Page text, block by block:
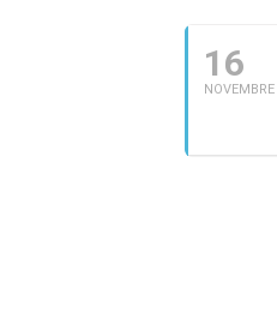
16
NOVEMBRE